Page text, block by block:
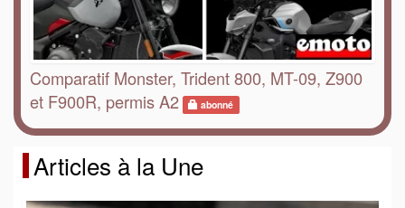
Comparatif Monster, Trident 800, MT-09, Z900
et F900R, permis A2
abonné
Articles à la Une